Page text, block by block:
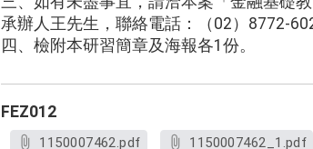
承辦人王先生，聯絡電話：（02）8772-
四、檢附本研習簡章及海報各1份。
FEZ012
1150007462.pdf 1150007462_1.pdf